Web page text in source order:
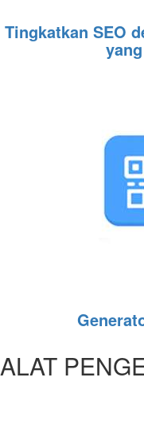
Tingkatkan SEO
ALAT